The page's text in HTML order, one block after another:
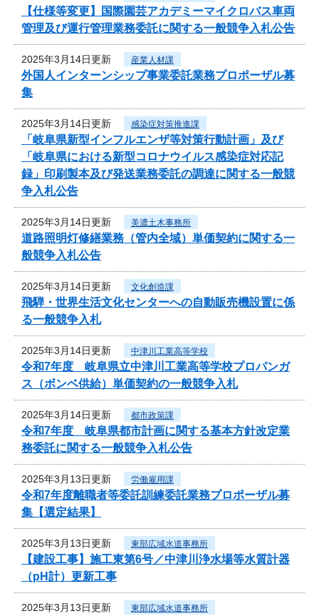
【仕様等変更】国際園芸アカデミーマイクロバス車両
管理及び運行管理業務委託に関する一般競争入札公告
2025年3月14日更新 産業人材課
外国人インターンシップ事業委託業務プロポーザル募
集
2025年3月14日更新 感染症対策推進課
「岐阜県新型インフルエンザ等対策行動計画」及び
「岐阜県における新型コロナウイルス感染症対応記
録」印刷製本及び発送業務委託の調達に関する一般競
争入札公告
2025年3月14日更新 美濃土木事務所
道路照明灯修繕業務（管内全域）単価契約に関する一
般競争入札公告
2025年3月14日更新 文化創造課
飛騨・世界生活文化センターへの自動販売機設置に係
る一般競争入札
2025年3月14日更新 中津川工業高等学校
令和7年度 岐阜県立中津川工業高等学校プロパンガ
ス（ボンベ供給）単価契約の一般競争入札
2025年3月14日更新 都市政策課
令和7年度 岐阜県都市計画に関する基本方針改定業
務委託に関する一般競争入札公告
2025年3月13日更新 労働雇用課
令和7年度離職者等委託訓練委託業務プロポーザル募
集【選定結果】
2025年3月13日更新 東部広域水道事務所
【建設工事】施工東第6号／中津川浄水場等水質計器
（pH計）更新工事
2025年3月13日更新 東部広域水道事務所